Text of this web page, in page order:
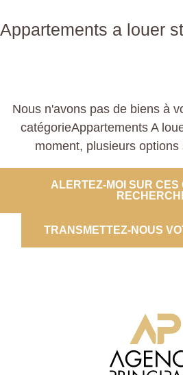
Appartements a louer
Nous n'avons pas de biens à
catégorieAppartements A
moment, plusieurs options
ALERTEZ-MOI SUR CES
TRANSMETTEZ-NOUS